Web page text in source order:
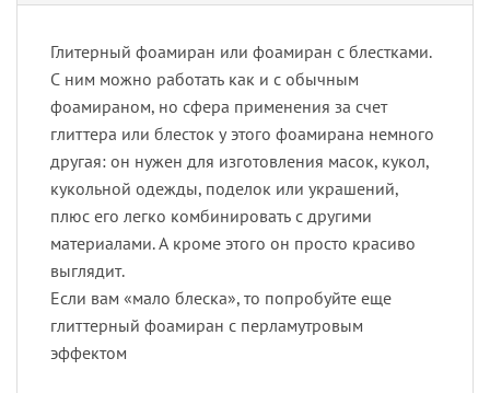
Глитерный фоамиран или фоамиран с блестками.
С ним можно работать как и с обычным
фоамираном, но сфера применения за счет
глиттера или блесток у этого фоамирана немного
другая: он нужен для изготовления масок, кукол,
кукольной одежды, поделок или украшений,
плюс его легко комбинировать с другими
материалами. А кроме этого он просто красиво
выглядит.
Если вам «мало блеска», то попробуйте еще
глиттерный фоамиран с перламутровым
эффектом